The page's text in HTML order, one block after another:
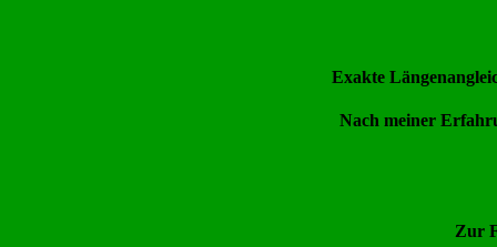
Exakte
Nach meiner
Zur